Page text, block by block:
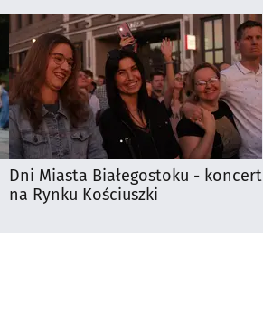
Dni Miasta Białegostoku - koncert
na Rynku Kościuszki